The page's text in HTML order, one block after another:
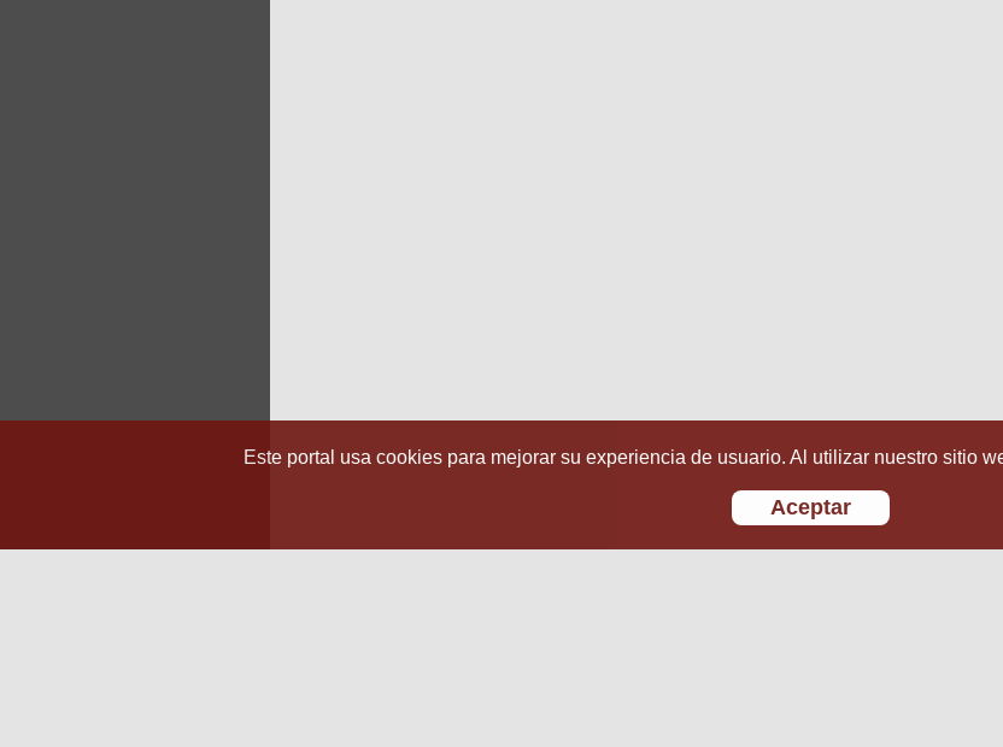
Este portal usa cookies para mejorar su experiencia de usuario. Al utilizar nuestro sitio
Aceptar